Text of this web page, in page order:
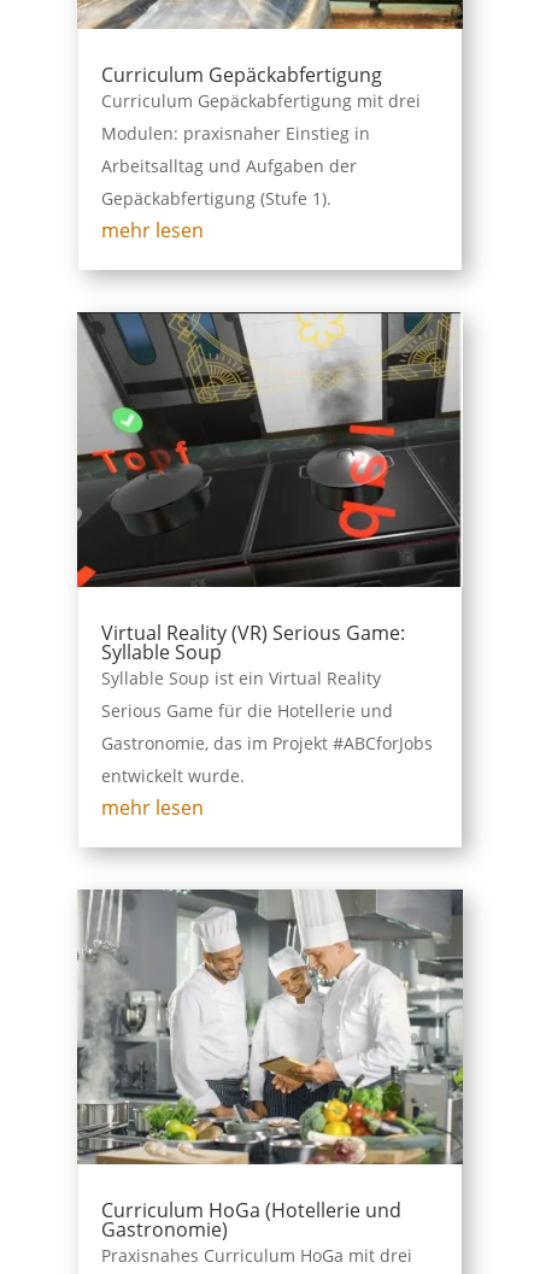
Curriculum Gepäckabfertigung
Curriculum Gepäckabfertigung mit drei
Modulen: praxisnaher Einstieg in
Arbeitsalltag und Aufgaben der
Gepäckabfertigung (Stufe 1).
mehr lesen
Virtual Reality (VR) Serious Game:
Syllable Soup
Syllable Soup ist ein Virtual Reality
Serious Game für die Hotellerie und
Gastronomie, das im Projekt #ABCforJobs
entwickelt wurde.
mehr lesen
Curriculum HoGa (Hotellerie und
Gastronomie)
Praxisnahes Curriculum HoGa mit drei